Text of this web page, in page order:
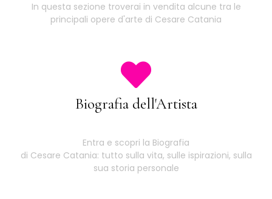
In questa sezione troverai in vendita alcune tra le
principali opere d'arte di Cesare Catania
Biografia dell'Artista
Entra e scopri la Biografia
di Cesare Catania: tutto sulla vita, sulle ispirazioni, sulla
sua storia personale